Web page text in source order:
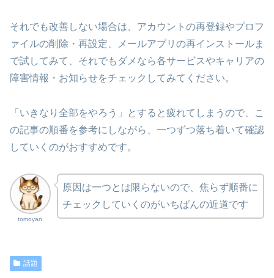
それでも改善しない場合は、アカウントの再登録やプロフ
ァイルの削除・再設定、メールアプリの再インストールま
で試してみて、それでもダメなら各サービスやキャリアの
障害情報・お知らせをチェックしてみてください。
「いきなり全部をやろう」とすると疲れてしまうので、こ
の記事の順番を参考にしながら、一つずつ落ち着いて確認
していくのがおすすめです。
tomoyan
原因は一つとは限らないので、焦らず順番に
チェックしていくのがいちばんの近道です
話題